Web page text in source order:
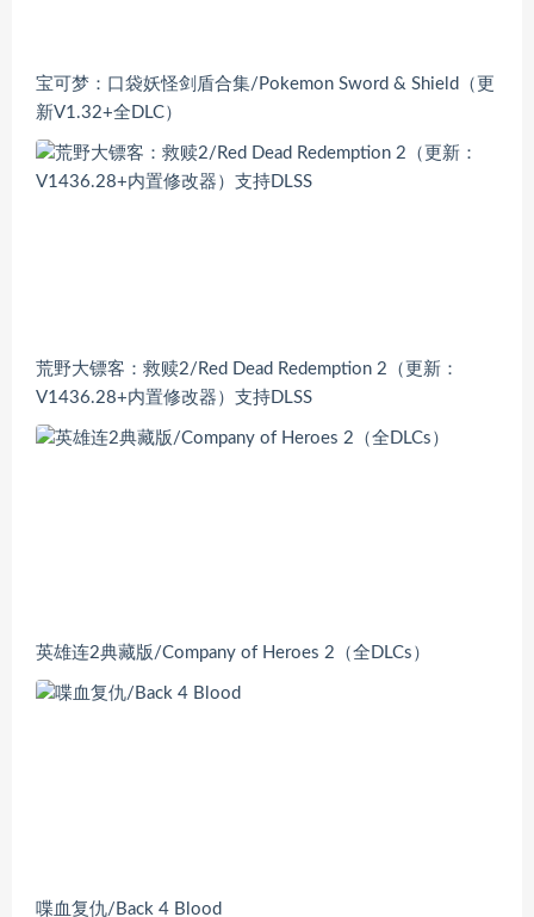
宝可梦：口袋妖怪剑盾合集/Pokemon Sword & Shield（更
新V1.32+全DLC）
荒野大镖客：救赎2/Red Dead Redemption 2（更新：
V1436.28+内置修改器）支持DLSS
英雄连2典藏版/Company of Heroes 2（全DLCs）
喋血复仇/Back 4 Blood